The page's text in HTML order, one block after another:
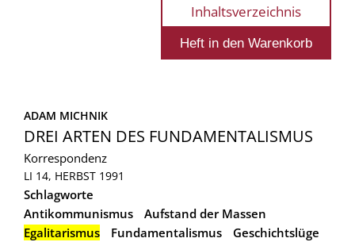
Inhaltsverzeichnis
ADAM MICHNIK
DREI ARTEN DES FUNDAMENTALISMUS
Korrespondenz
LI 14, HERBST 1991
Schlagworte
Antikommunismus
Aufstand der Massen
Egalitarismus
Fundamentalismus
Geschichtslüge